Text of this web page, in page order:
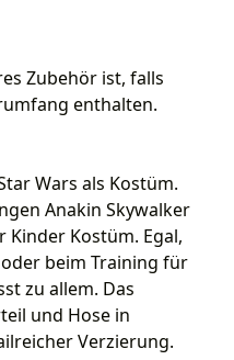
Zubehör ist, falls
enthalten.
Wars als Kostüm.
Anakin Skywalker
Kinder Kostüm. Egal,
beim Training für
zu allem. Das
und Hose in
Verzierung.